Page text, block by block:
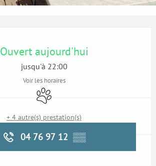
Ouvert aujourd'hui
jusqu'à 22:00
Voir les horaires
Animaux acceptés
+ 4 autre(s) prestation(s)
04 76 97 12 ▒▒